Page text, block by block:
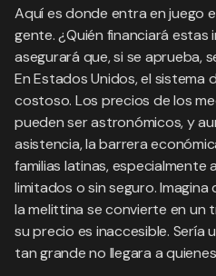
Aquí es donde entra en juego
gente. ¿Quién financiará estas
asegurará que, si se aprueba,
En Estados Unidos, el sistema
costoso. Los precios de los
pueden ser astronómicos, y
asistencia, la barrera
familias latinas, especialmente
limitados o sin seguro.
la melittina se convierte en
su precio es inaccesible. Sería
tan grande no llegara a